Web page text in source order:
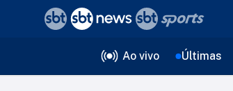
Ao vivo Últimas
voltar
Editorias